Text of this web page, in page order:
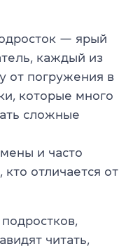
— ярый
каждый из
от погружения в
которые много
сложные
и часто
отличается от
читать,